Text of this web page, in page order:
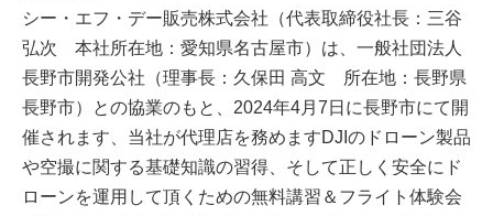
シー・エフ・デー販売株式会社（代表取締役社長：三谷
弘次 本社所在地：愛知県名古屋市）は、一般社団法人
長野市開発公社（理事長：久保田 高文 所在地：長野県
長野市）との協業のもと、2024年4月7日に長野市にて開
催されます、当社が代理店を務めますDJIのドローン製品
や空撮に関する基礎知識の習得、そして正しく安全にド
ローンを運用して頂くための無料講習＆フライト体験会